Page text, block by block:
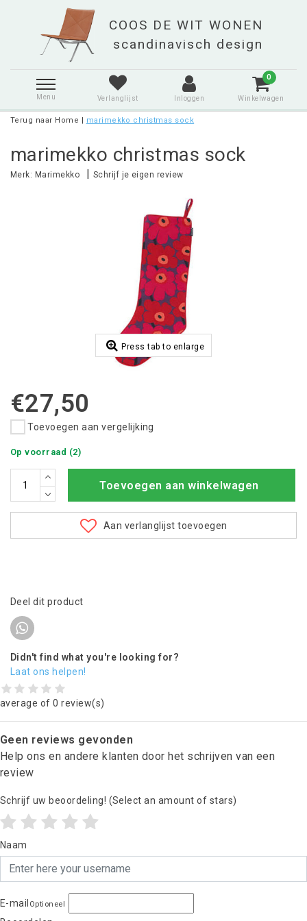
Menu Verlanglijst Inloggen
0
Winkelwagen
Terug naar Home | marimekko christmas sock
marimekko christmas sock
Merk: Marimekko | Schrijf je eigen review
Press tab to enlarge
€27,50
Toevoegen aan vergelijking
Op voorraad (2)
Toevoegen aan winkelwagen
Aan verlanglijst toevoegen
Deel dit product
Didn't find what you're looking for?
Laat ons helpen!
average of 0 review(s)
Geen reviews gevonden
Help ons en andere klanten door het schrijven van een
review
Schrijf uw beoordeling! (Select an amount of stars)
Naam
E-mail Optioneel